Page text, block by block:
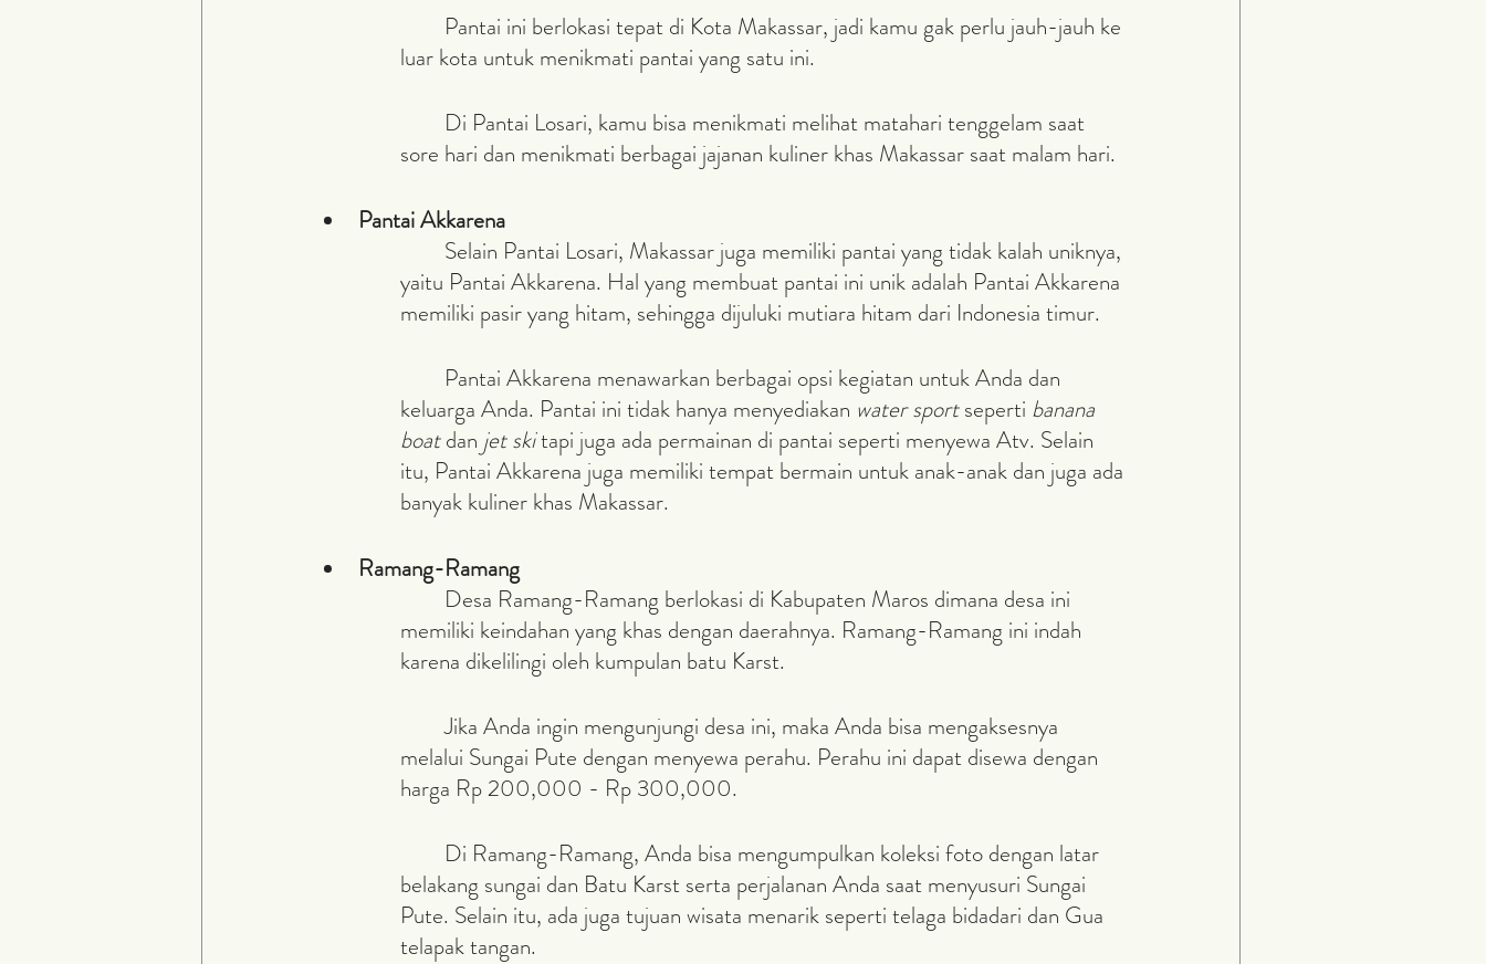
luar kota untuk menikmati pantai yang satu ini.
sore hari dan menikmati berbagai jajanan kuliner khas Makassar saat malam hari.
Pantai Akkarena
yaitu Pantai Akkarena. Hal yang membuat pantai ini unik adalah Pantai Akkarena
memiliki pasir yang hitam, sehingga dijuluki mutiara hitam dari Indonesia timur.
keluarga Anda. Pantai ini tidak hanya menyediakan water sport seperti banana
boat dan jet ski tapi juga ada permainan di pantai seperti menyewa Atv. Selain
itu, Pantai Akkarena juga memiliki tempat bermain untuk anak-anak dan juga ada
banyak kuliner khas Makassar.
Ramang-Ramang
memiliki keindahan yang khas dengan daerahnya. Ramang-Ramang ini indah
karena dikelilingi oleh kumpulan batu Karst.
	Jika Anda ingin mengunjungi desa ini, maka Anda bisa mengaksesnya
melalui Sungai Pute dengan menyewa perahu. Perahu ini dapat disewa dengan
harga Rp 200,000 - Rp 300,000.
belakang sungai dan Batu Karst serta perjalanan Anda saat menyusuri Sungai
Pute. Selain itu, ada juga tujuan wisata menarik seperti telaga bidadari dan Gua
telapak tangan.